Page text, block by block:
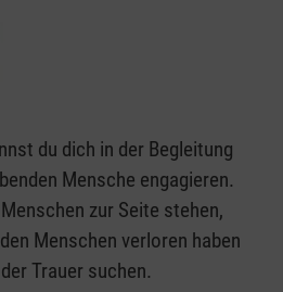
du dich in der Begleitung
Mensche engagieren.
zur Seite stehen,
Menschen verloren haben
Trauer suchen.